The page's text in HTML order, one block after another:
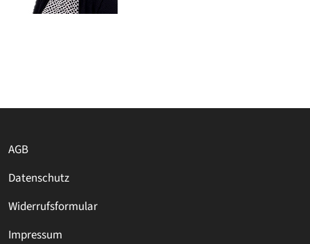
AGB
Datenschutz
Widerrufsformular
Impressum